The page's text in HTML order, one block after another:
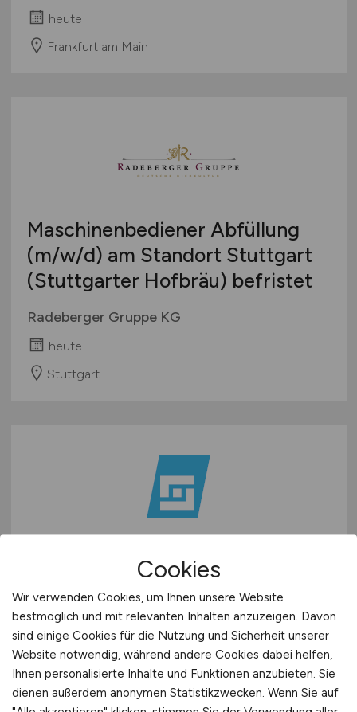
heute
Frankfurt am Main
Maschinenbediener Abfüllung
(m/w/d) am Standort Stuttgart
(Stuttgarter Hofbräu) befristet
Radeberger Gruppe KG
heute
Stuttgart
Maurer / Betonfertigteilbauer /
Stahlbetonbauer(m/w/d)
GOLDBECK Betonelemente Hamm GmbH
heute
Hamm
Cookies
Wir verwenden Cookies, um Ihnen unsere Website
bestmöglich und mit relevanten Inhalten anzuzeigen. Davon
sind einige Cookies für die Nutzung und Sicherheit unserer
Website notwendig, während andere Cookies dabei helfen,
Ihnen personalisierte Inhalte und Funktionen anzubieten. Sie
dienen außerdem anonymen Statistikzwecken. Wenn Sie auf